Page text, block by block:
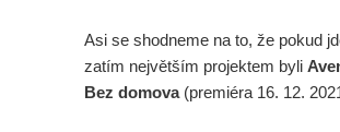
Asi se shodneme na to, že pokud
zatím největším projektem byli
Bez domova(premiéra 16. 12.